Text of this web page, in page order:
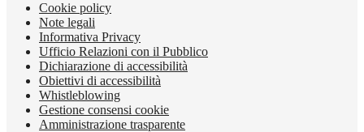
Cookie policy
Note legali
Informativa Privacy
Ufficio Relazioni con il Pubblico
Dichiarazione di accessibilità
Obiettivi di accessibilità
Whistleblowing
Gestione consensi cookie
Amministrazione trasparente